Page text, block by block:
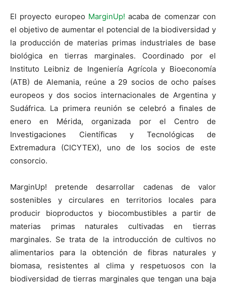
El proyecto europeo MarginUp! acaba de comenzar con
el objetivo de aumentar el potencial de la biodiversidad y
la producción de materias primas industriales de base
biológica en tierras marginales. Coordinado por el
Instituto Leibniz de Ingeniería Agrícola y Bioeconomía
(ATB) de Alemania, reúne a 29 socios de ocho países
europeos y dos socios internacionales de Argentina y
Sudáfrica. La primera reunión se celebró a finales de
enero en Mérida, organizada por el Centro de
Investigaciones Científicas y Tecnológicas de
Extremadura (CICYTEX), uno de los socios de este
consorcio.
MarginUp! pretende desarrollar cadenas de valor
sostenibles y circulares en territorios locales para
producir bioproductos y biocombustibles a partir de
materias primas naturales cultivadas en tierras
marginales. Se trata de la introducción de cultivos no
alimentarios para la obtención de fibras naturales y
biomasa, resistentes al clima y respetuosos con la
biodiversidad de tierras marginales que tengan una baja